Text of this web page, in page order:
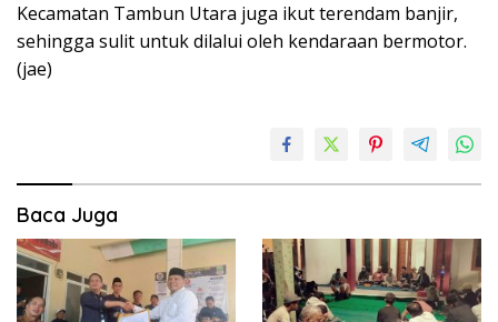
Kecamatan Tambun Utara juga ikut terendam banjir,
sehingga sulit untuk dilalui oleh kendaraan bermotor.
(jae)
Baca Juga